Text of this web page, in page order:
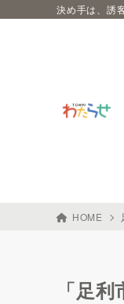
決め手は、誘
HOME
「足